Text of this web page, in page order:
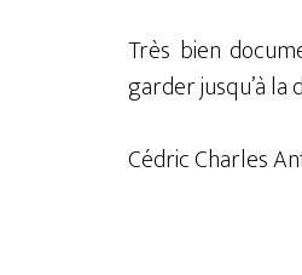
Très bien
garder jusqu’à
Cédric Charles